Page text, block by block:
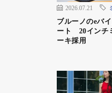
電圧／容量
照明装置：
盗難抑止装置
2026.07.21
ブルーノのeバ
ート 20インチ
ーキ採用